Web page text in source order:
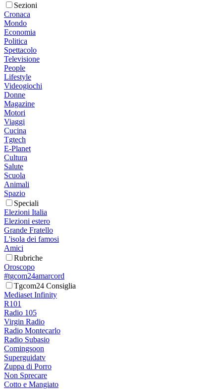
Sezioni
Cronaca
Mondo
Economia
Politica
Spettacolo
Televisione
People
Lifestyle
Videogiochi
Donne
Magazine
Motori
Viaggi
Cucina
Tgtech
E-Planet
Cultura
Salute
Scuola
Animali
Spazio
Speciali
Elezioni Italia
Elezioni estero
Grande Fratello
L'isola dei famosi
Amici
Rubriche
Oroscopo
#tgcom24amarcord
Tgcom24 Consiglia
Mediaset Infinity
R101
Radio 105
Virgin Radio
Radio Montecarlo
Radio Subasio
Comingsoon
Superguidatv
Zuppa di Porro
Non Sprecare
Cotto e Mangiato